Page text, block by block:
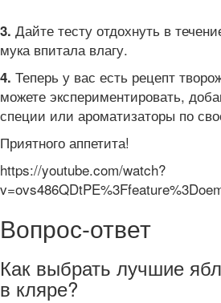
3. Дайте тесту отдохнуть в
мука впитала влагу.
4. Теперь у вас есть рецепт
можете экспериментировать,
специи или ароматизаторы по
Приятного аппетита!
https://youtube.com/watch?
Вопрос-ответ
Как выбрать лучшие
в кляре?